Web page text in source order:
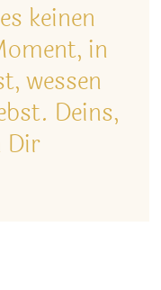
keinen
in
wessen
Deins,
Dir